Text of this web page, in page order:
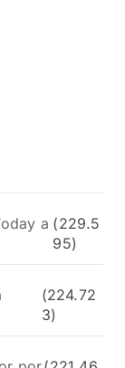
a (229.5
95)
(224.72
3)